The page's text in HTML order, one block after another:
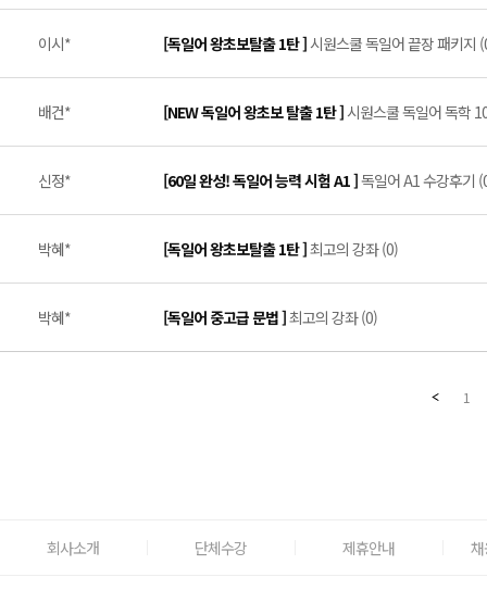
이시* [독일어 왕초보탈출 1탄 ]시원스쿨 독일어 끝장 패키지
배건* [NEW 독일어 왕초보 탈출 1탄 ]시원스쿨 독일어 독학
신정* [60일 완성! 독일어 능력 시험 A1 ]독일어 A1 수강후기
박혜* [독일어 왕초보탈출 1탄 ]최고의 강좌 (0)
박혜* [독일어 중고급 문법 ]최고의 강좌 (0)
1
회사소개 단체수강 제휴안내